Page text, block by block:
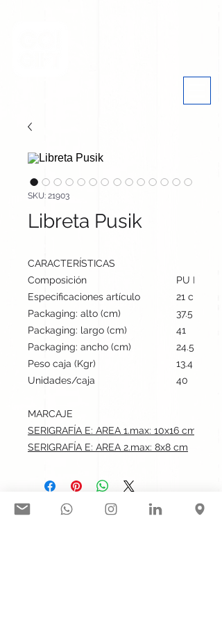
SKU: 21903
Libreta Pusik
CARACTERÍSTICAS
Composición
PU
Especificaciones artículo
21 cm /
Packaging: alto (cm)
37.5
Packaging: largo (cm)
41
Packaging: ancho (cm)
24.5
Peso caja (Kgr)
13.4
Unidades/caja
40
MARCAJE
SERIGRAFÍA E: AREA 1.max: 10x16 cm
SERIGRAFÍA E: AREA 2.max: 8x8 cm
Síguenos en nuestras redes